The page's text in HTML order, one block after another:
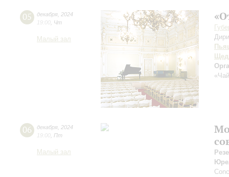
05 декабря 2024
19:00 Чт
Малый зал
06 декабря 2024
19:00 Пт
Малый зал